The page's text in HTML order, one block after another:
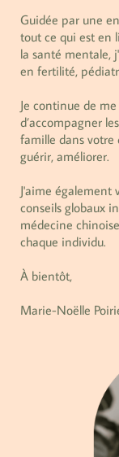
Guidée par une
tout ce qui est en
la santé mentale,
en fertilité,
Je continue de
d’accompagner
famille dans votre
guérir, améliorer.
J'aime également
conseils globaux
médecine
chaque individu.
À bientôt,
Marie-Noëlle